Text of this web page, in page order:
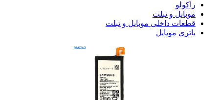
راکولو
موبایل و تبلت
قطعات داخلی موبایل و تبلت
باتری موبایل